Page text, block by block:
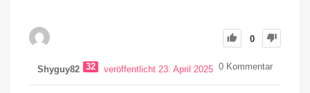
0
Shyguy82 32 veröffentlicht 23. April 2025 0 Kommentar